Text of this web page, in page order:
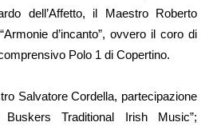
dell’Affetto, il Maestro Roberto
d’incanto”, ovvero il coro di
Polo 1 di Copertino.
Salvatore Cordella, partecipazione
Traditional Irish Music”;